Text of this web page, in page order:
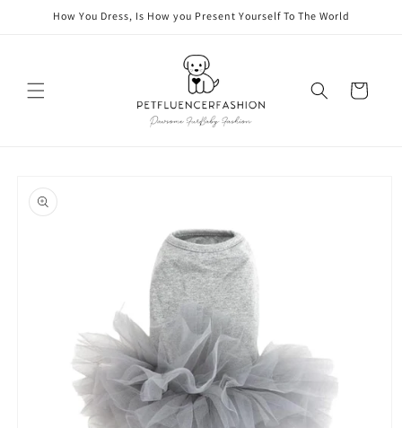
vidareHow You Dress, Is How you Present Yourself To The World
Varukorg
vidare till